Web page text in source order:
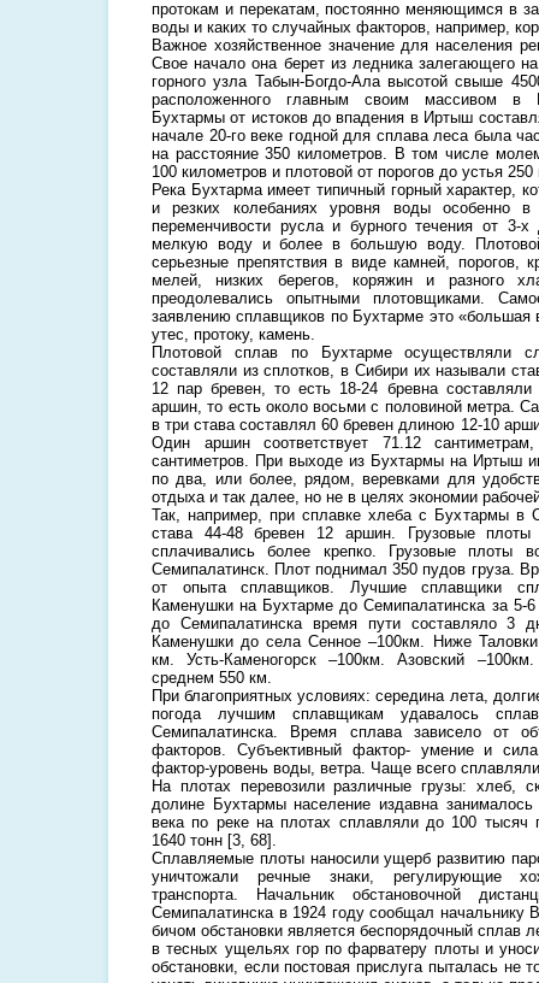
протокам и перекатам, постоянно меняющимся в
воды и каких то случайных факторов, например,
Важное хозяйственное значение для населения
Свое начало она берет из ледника залегающего
горного узла Табын-Богдо-Ала высотой свыше
расположенного главным своим массивом в
Бухтармы от истоков до впадения в Иртыш
начале 20-го веке годной для сплава леса была
на расстояние 350 километров. В том числе
100 километров и плотовой от порогов до устья
Река Бухтарма имеет типичный горный характер,
и резких колебаниях уровня воды особенно
переменчивости русла и бурного течения от 3-
мелкую воду и более в большую воду.
серьезные препятствия в виде камней, порогов,
мелей, низких берегов, коряжин и разного
преодолевались опытными плотовщиками.
заявлению сплавщиков по Бухтарме это «большая
утес, протоку, камень.
Плотовой сплав по Бухтарме осуществляли
составляли из сплотков, в Сибири их называли
12 пар бревен, то есть 18-24 бревна
аршин, то есть около восьми с половиной метра.
в три става составлял 60 бревен длиною 12-10
Один аршин соответствует 71.12
сантиметров. При выходе из Бухтармы на Иртыш
по два, или более, рядом, веревками для
отдыха и так далее, но не в целях экономии
Так, например, при сплавке хлеба с Бухтармы в
става 44-48 бревен 12 аршин. Грузовые
сплачивались более крепко. Грузовые плоты
Семипалатинск. Плот поднимал 350 пудов груза.
от опыта сплавщиков. Лучшие сплавщики
Каменушки на Бухтарме до Семипалатинска за 5-
до Семипалатинска время пути составляло 3
Каменушки до села Сенное –100км. Ниже
км. Усть-Каменогорск –100км. Азовский
среднем 550 км.
При благоприятных условиях: середина лета,
погода лучшим сплавщикам удавалось
Семипалатинска. Время сплава зависело от
факторов. Субъективный фактор- умение и
фактор-уровень воды, ветра. Чаще всего
На плотах перевозили различные грузы: хлеб,
долине Бухтармы население издавна
века по реке на плотах сплавляли до 100 тысяч
1640 тонн [3, 68].
Сплавляемые плоты наносили ущерб развитию
уничтожали речные знаки, регулирующие
транспорта. Начальник обстановочной
Семипалатинска в 1924 году сообщал начальнику
бичом обстановки является беспорядочный сплав
в тесных ущельях гор по фарватеру плоты и
обстановки, если постовая прислуга пыталась не